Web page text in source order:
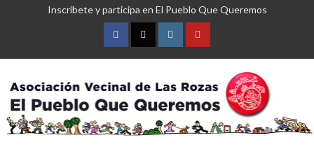
Inscríbete y participa en El Pueblo Que Queremos
FacebookTwitterInstagramYouTube